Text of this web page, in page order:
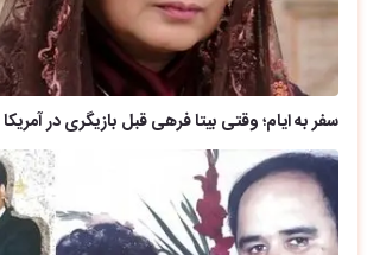
سفر به ایام؛ وقتی بیتا فرهی قبل بازیگری در آمریکا